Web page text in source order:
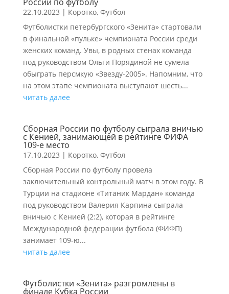
22.10.2023 | Коротко, Футбол
Футболистки петербургского «Зенита» стартовали
в финальной «пульке» чемпионата России среди
женских команд. Увы, в родных стенах команда
под руководством Ольги Порядиной не сумела
обыграть персмкую «Звезду-2005». Напомним, что
на этом этапе чемпионата выступают шесть...
читать далее
Сборная России по футболу сыграла вничью
с Кенией, занимающей в рейтинге ФИФА
109-е место
17.10.2023 | Коротко, Футбол
Сборная России по футболу провела
заключительный контрольный матч в этом году. В
Турции на стадионе «Титаник Мардан» команда
под руководством Валерия Карпина сыграла
вничью с Кенией (2:2), которая в рейтинге
Международной федерации футбола (ФИФП)
занимает 109-ю...
читать далее
Футболистки «Зенита» разгромлены в
финале Кубка России